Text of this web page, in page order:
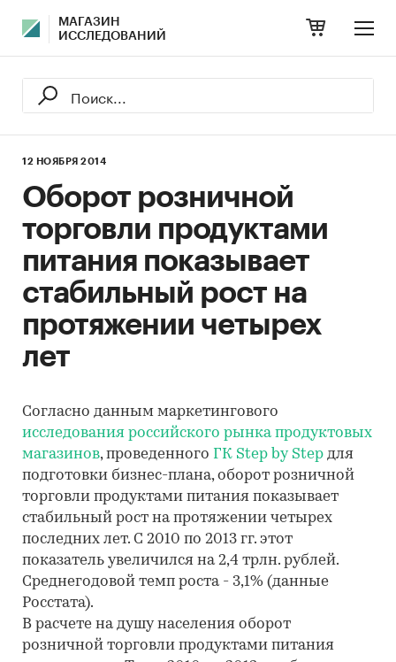
МАГАЗИН
ИССЛЕДОВАНИЙ
12 НОЯБРЯ 2014
Оборот розничной
торговли продуктами
питания показывает
стабильный рост на
протяжении четырех
лет
Согласно данным маркетингового
исследования российского рынка продуктовых
магазинов, проведенного ГК Step by Step для
подготовки бизнес-плана, оборот розничной
торговли продуктами питания показывает
стабильный рост на протяжении четырех
последних лет. С 2010 по 2013 гг. этот
показатель увеличился на 2,4 трлн. рублей.
Среднегодовой темп роста - 3,1% (данные
Росстата).
В расчете на душу населения оборот
розничной торговли продуктами питания